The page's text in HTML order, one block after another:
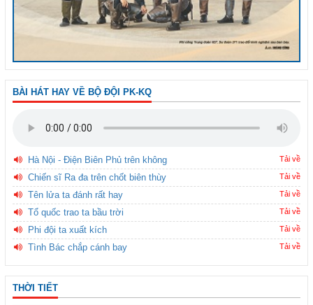
BÀI HÁT HAY VỀ BỘ ĐỘI PK-KQ
Hà Nội - Điện Biên Phủ trên không Tải về
Chiến sĩ Ra đa trên chốt biên thùy Tải về
Tên lửa ta đánh rất hay Tải về
Tổ quốc trao ta bầu trời Tải về
Phi đội ta xuất kích Tải về
Tình Bác chắp cánh bay Tải về
THỜI TIẾT